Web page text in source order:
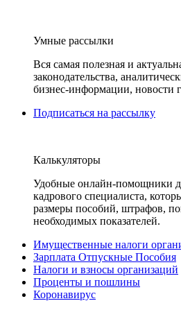
Умные рассылки
Вся самая полезная и
законодательства,
бизнес-информации, новости
Подписаться на рассылку
Калькуляторы
Удобные онлайн-помощники
кадрового специалиста,
размеры пособий, штрафов,
необходимых показателей.
Имущественные налоги
Зарплата Отпускные Пособия
Налоги и взносы организаций
Проценты и пошлины
Коронавирус